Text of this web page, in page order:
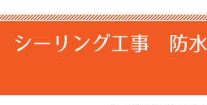
ーリング工事 防水